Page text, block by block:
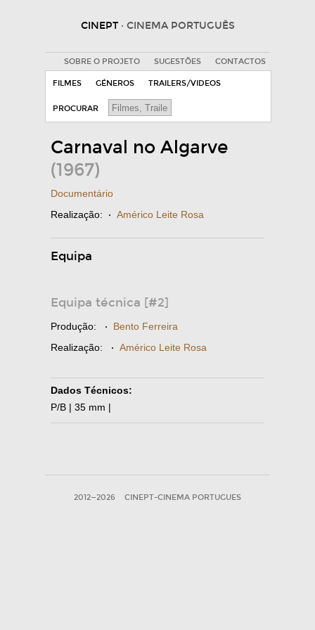
CINEPT · CINEMA PORTUGUÊS
SOBRE O PROJETO SUGESTÕES CONTACTOS
FILMES GÉNEROS TRAILERS/VIDEOS
PROCURAR
Carnaval no Algarve
(1967)
Documentário
Realização: · Américo Leite Rosa
Equipa
Equipa técnica [#2]
Produção: · Bento Ferreira
Realização: · Américo Leite Rosa
Dados Técnicos:
P/B | 35 mm |
2012—2026 CINEPT-CINEMA PORTUGUES